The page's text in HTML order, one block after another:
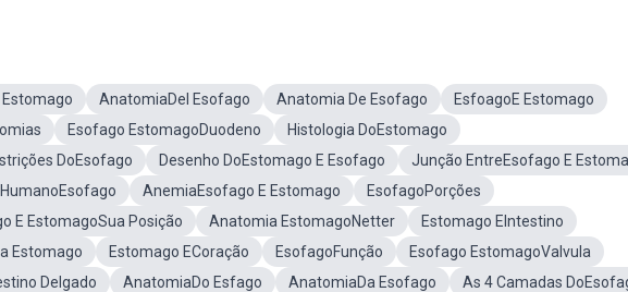
Estomago AnatomiaDel Esofago Anatomia De Esofago
EsfoagoE Estomago
Esofago EstomagoDuodeno
Histologia DoEstomago
DoEsofago Desenho DoEstomago E Esofago
Junção EntreEsofago E
AnemiaEsofago E Estomago
EsofagoPorções
E EstomagoSua Posição Anatomia EstomagoNetter
Estomago EIntestino
Estomago Estomago ECoração EsofagoFunção
Esofago EstomagoValvula
Delgado AnatomiaDo Esfago AnatomiaDa Esofago
As 4 Camadas